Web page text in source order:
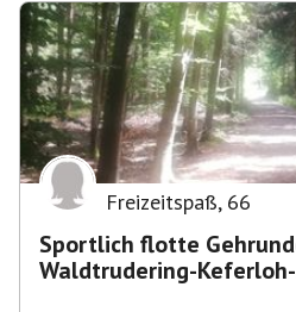
Freizeitspaß, 66
Sportlich flotte
Waldtrudering-